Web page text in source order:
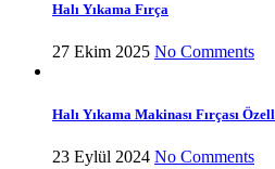
Halı Yıkama Fırça
27 Ekim 2025 No Comments
Halı Yıkama Makinası Fırçası
23 Eylül 2024 No Comments